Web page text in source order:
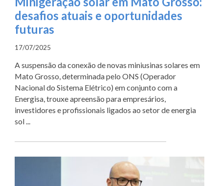
desafios atuais e oportunidades
futuras
17/07/2025
A suspensão da conexão de novas miniusinas solares em
Mato Grosso, determinada pelo ONS (Operador
Nacional do Sistema Elétrico) em conjunto com a
Energisa, trouxe apreensão para empresários,
investidores e profissionais ligados ao setor de energia
sol ...